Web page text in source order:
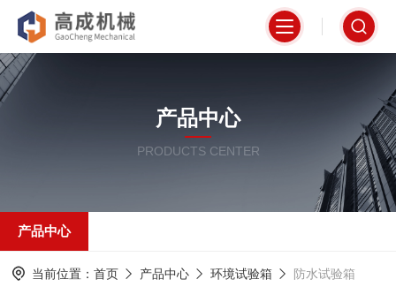
产品中心
PRODUCTS CENTER
产品中心
当前位置： 首页 产品中心 环境试验箱 防水试验箱